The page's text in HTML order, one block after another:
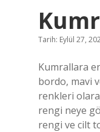
Tarih: Eylül 27,
Kumrallara
bordo, mavi
renkleri
rengi neye
rengi ve cilt